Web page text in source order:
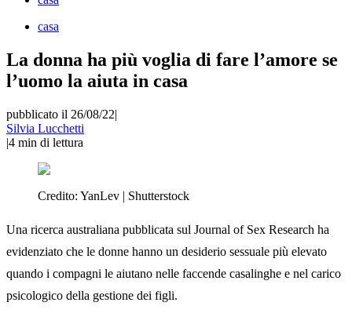
casa
La donna ha più voglia di fare l’amore se
l’uomo la aiuta in casa
pubblicato il 26/08/22|
Silvia Lucchetti
|4 min di lettura
Credito: YanLev | Shutterstock
Una ricerca australiana pubblicata sul Journal of Sex Research ha
evidenziato che le donne hanno un desiderio sessuale più elevato
quando i compagni le aiutano nelle faccende casalinghe e nel carico
psicologico della gestione dei figli.